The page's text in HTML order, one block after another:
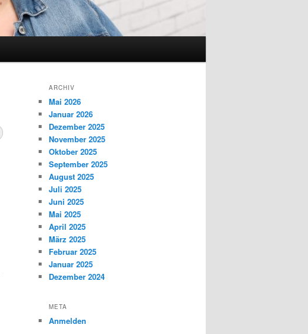
ARCHIV
Mai 2026
Januar 2026
Dezember 2025
November 2025
Oktober 2025
September 2025
August 2025
Juli 2025
Juni 2025
Mai 2025
April 2025
März 2025
Februar 2025
Januar 2025
Dezember 2024
META
Anmelden